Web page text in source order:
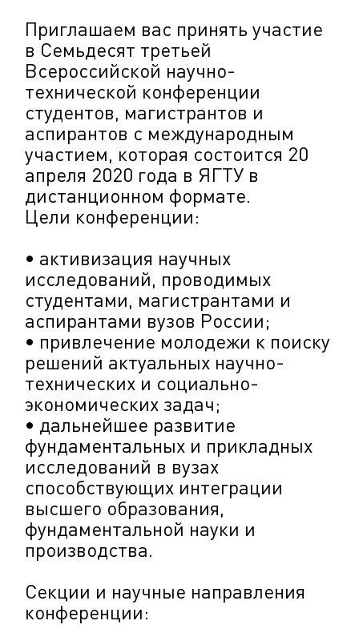
Приглашаем вас принять участие
в Семьдесят третьей
Всероссийской научно-
технической конференции
студентов, магистрантов и
аспирантов с международным
участием, которая состоится 20
апреля 2020 года в ЯГТУ в
дистанционном формате.
Цели конференции:
• активизация научных
исследований, проводимых
студентами, магистрантами и
аспирантами вузов России;
• привлечение молодежи к поиску
решений актуальных научно-
технических и социально-
экономических задач;
• дальнейшее развитие
фундаментальных и прикладных
исследований в вузах
способствующих интеграции
высшего образования,
фундаментальной науки и
производства.
Секции и научные направления
конференции: